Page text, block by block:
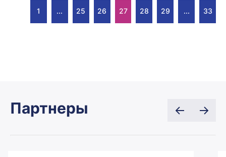
1 ... 25 26 27 28 29 ... 33
Партнеры